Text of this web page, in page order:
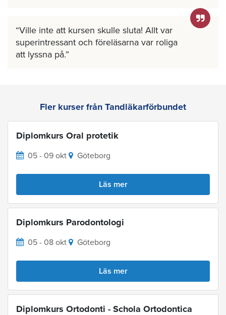
Ville inte att kursen skulle sluta! Allt var
superintressant och föreläsarna var roliga
att lyssna på.
Fler kurser från Tandläkarförbundet
Diplomkurs Oral protetik
05 - 09 okt Göteborg
Läs mer
Diplomkurs Parodontologi
05 - 08 okt Göteborg
Läs mer
Diplomkurs Ortodonti - Schola Ortodontica